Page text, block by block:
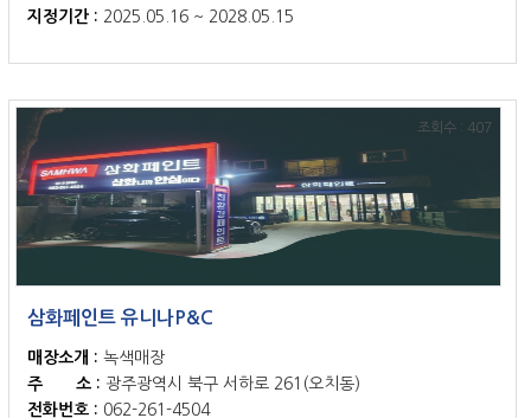
지정기간 : 2025.05.16 ~ 2028.05.15
조회수 : 407
삼화페인트 유니나P&C
매장소개 : 녹색매장
주 소 : 광주광역시 북구 서하로 261(오치동)
전화번호 : 062-261-4504